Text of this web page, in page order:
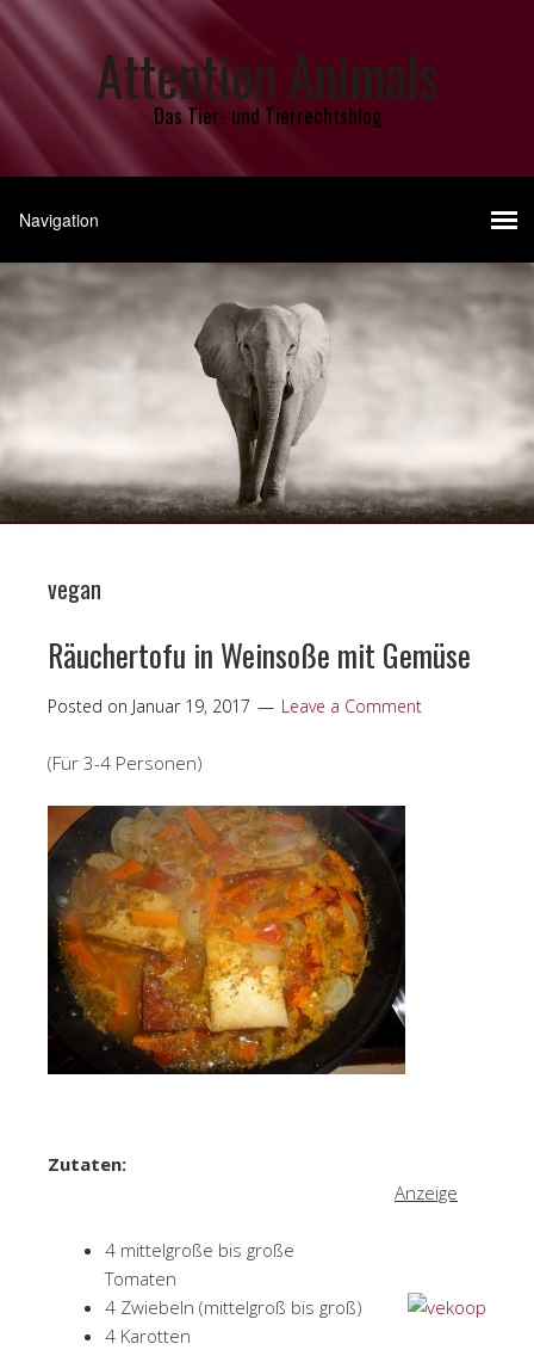
Attention Animals
Das Tier- und Tierrechtsblog
vegan
Räuchertofu in Weinsoße mit Gemüse
Posted on Januar 19, 2017 Leave a Comment
(Für 3-4 Personen)
Anzeige
4 mittelgroße bis große
4 Zwiebeln (mittelgroß bis groß)
4 Karotten